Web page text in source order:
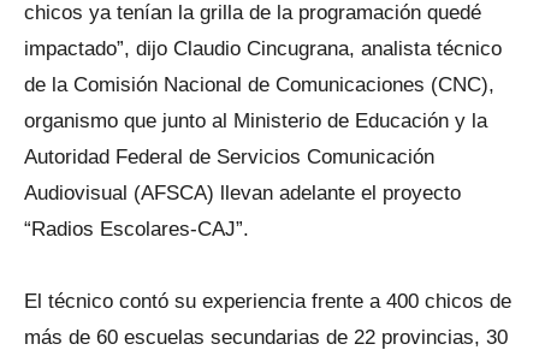
chicos ya tenían la grilla de la programación quedé
impactado”, dijo Claudio Cincugrana, analista técnico
de la Comisión Nacional de Comunicaciones (CNC),
organismo que junto al Ministerio de Educación y la
Autoridad Federal de Servicios Comunicación
Audiovisual (AFSCA) llevan adelante el proyecto
“Radios Escolares-CAJ”.
El técnico contó su experiencia frente a 400 chicos de
más de 60 escuelas secundarias de 22 provincias, 30